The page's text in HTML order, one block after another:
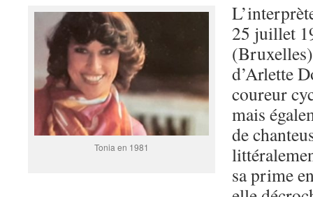
Tonia en 1981
25 juillet
d’Arlette
coureur
mais
de
sa prime